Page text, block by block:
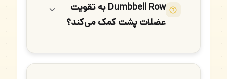
Dumbbell Row به تقویت
عضلات پشت کمک می‌کند؟